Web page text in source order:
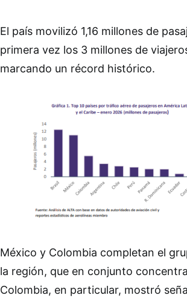
El país movilizó 1,16 millones de
primera vez los 3 millones de
marcando un récord histórico.
México y Colombia completan el
la región, que en conjunto
Colombia, en particular, mostró